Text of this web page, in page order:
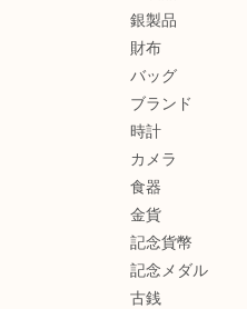
銀製品
財布
バッグ
ブランド
時計
カメラ
食器
金貨
記念貨幣
記念メダル
古銭